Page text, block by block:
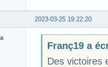
2023-03-25 19:22:20
Franç19 a
Des victoires